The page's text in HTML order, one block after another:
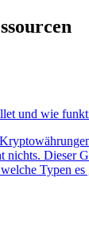
und wie
nichts. Dieser
Typen es